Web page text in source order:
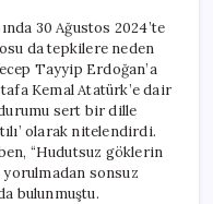
30 Ağustos 2024’te
da tepkilere neden
Tayyip Erdoğan’a
Kemal Atatürk’e dair
sert bir dille
olarak nitelendirdi.
“Hudutsuz göklerin
yorulmadan sonsuz
bulunmuştu.